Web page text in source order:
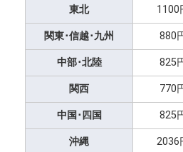
東北 1100
関東･信越･九州 880
中部･北陸 825
関西 770
中国･四国 825
沖縄 2036